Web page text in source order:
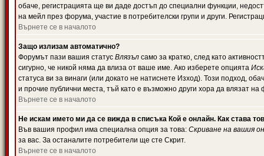
обаче, регистрацията ще ви даде достъп до специални функции,
на мейл през форума, участие в потребителски групи и други.
Върнете се в началото
Защо излизам автоматично?
Форумът пази вашия статус Влязъл само за кратко, след като
сигурно, че никой няма да влиза от ваше име. Ако изберете опцията
статуса ви за винаги (или докато не натиснете Изход). Този подход,
и прочие публични места, тъй като е възможно други хора да влязат
Върнете се в началото
Не искам името ми да се вижда в списъка Кой е онлайн. Как става
Във вашия профил има специална опция за това: Скриване на вашия
за вас. За останалите потребители ще сте Скрит.
Върнете се в началото